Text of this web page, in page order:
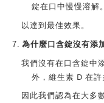
錠在口中慢慢溶解
以達到最佳效果。
7. 為什麼口含錠沒有添
我們沒有在口含錠中
外，維生素 D 在許
因此我們認為在大多